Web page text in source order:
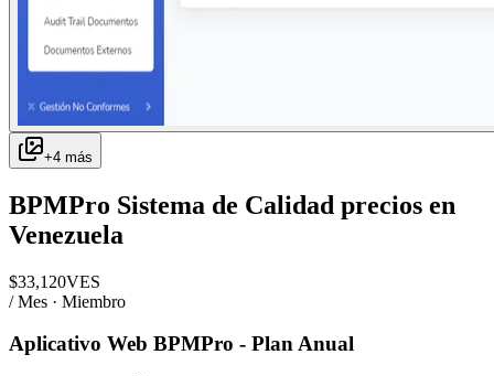
+4 más
BPMPro Sistema de Calidad precios en
Venezuela
$33,120VES
/ Mes · Miembro
Aplicativo Web BPMPro - Plan Anual